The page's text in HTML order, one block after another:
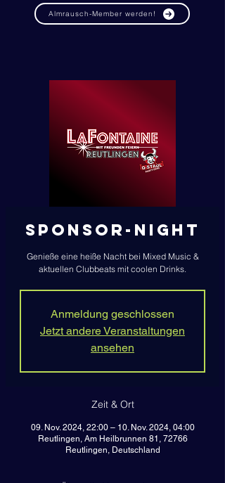
Almrausch-Member werden!
Sponsor-Night
Genieße eine heiße Nacht bei Mixed Music &
aktuellen Clubbeats mit coolen Drinks.
Anmeldung geschlossen
Jetzt andere Veranstaltungen
ansehen
Zeit & Ort
09. Nov. 2024, 22:00 – 10. Nov. 2024, 04:00
Reutlingen, Am Heilbrunnen 81, 72766
Reutlingen, Deutschland